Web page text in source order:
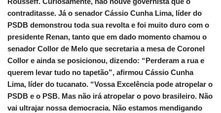
contraditasse. Já o senador Cássio Cunha Lima, líder do
PSDB demonstrou toda sua revolta e foi muito duro com o
presidente Renan, tanto que em dado momento chamou o
senador Collor de Melo que secretaria a mesa de Coronel
Collor e ainda se posicionou, dizendo: “Perderam a rua e
querem levar tudo no tapetão”, afirmou Cássio Cunha
Lima, líder do tucanato. “Vossa Excelência pode atropelar o
PSDB e o PSB. Mas não irá atropelar o povo brasileiro. Não
vai ultrajar nossa democracia. Não estamos mendigando